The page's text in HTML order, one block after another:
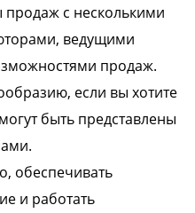
продаж с несколькими
ведущими
продаж.
если вы хотите
быть представлены
обеспечивать
и работать